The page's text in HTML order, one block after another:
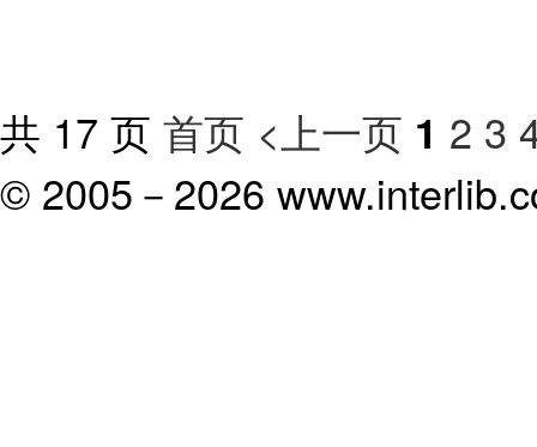
共 17 页 首页 <上一页 1 2 3
© 2005－ 2026